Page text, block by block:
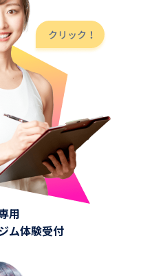
用
ム体験受付